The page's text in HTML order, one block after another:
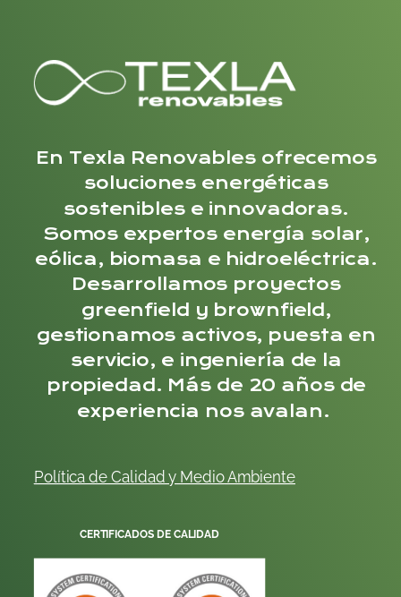
En Texla Renovables ofrecemos
soluciones energéticas
sostenibles e innovadoras.
Somos expertos energía solar,
eólica, biomasa e hidroeléctrica.
Desarrollamos proyectos
greenfield y brownfield,
gestionamos activos, puesta en
servicio, e ingeniería de la
propiedad. Más de 20 años de
experiencia nos avalan.
Política de Calidad y MedioAmbiente
CERTIFICADOS DE CALIDAD